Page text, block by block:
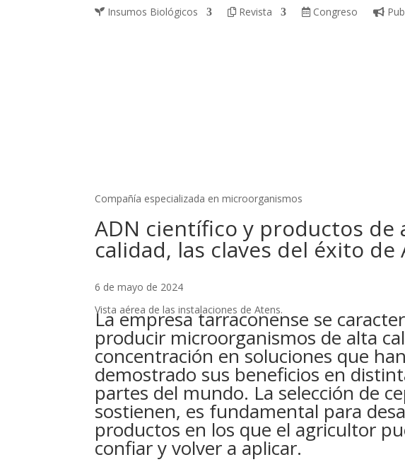
Insumos Biológicos Revista Congreso
Compañía especializada en microorganismos
ADN científico y productos de
calidad, las claves del éxito de
6 de mayo de 2024
Vista aérea de las instalaciones de Atens.
La empresa tarraconense se
producir microorganismos de alta
concentración en soluciones que han
demostrado sus beneficios en
partes del mundo. La selección de
sostienen, es fundamental para
productos en los que el agricultor
confiar y volver a aplicar.